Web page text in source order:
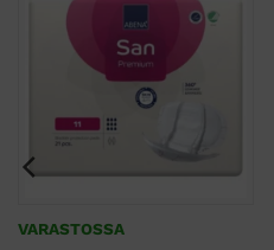
VARASTOSSA